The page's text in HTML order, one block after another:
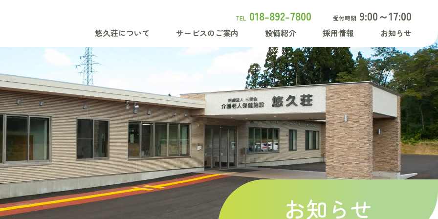
悠久荘について サービスのご案内 設備紹介 採用情報 お知らせ
TEL 018-892-7800 受付時間 9:00～17:00
お知らせ